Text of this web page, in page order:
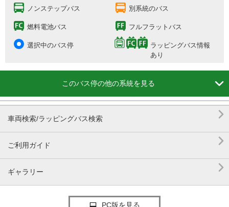
ノンステップバス 別系統のバス
燃料電池バス フルフラットバス
選択中のバス停
ラッピングバス情報
あり
このバス停の他の系統を見る 
車両検索/ラッピングバス検索 
ご利用ガイド 
ギャラリー 
PC版を見る